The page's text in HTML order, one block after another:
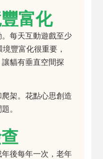
富化
每天互動遊戲至少
豐富化很重要，
貓有垂直空間探
架。花點心思創造
。
後每年一次，老年